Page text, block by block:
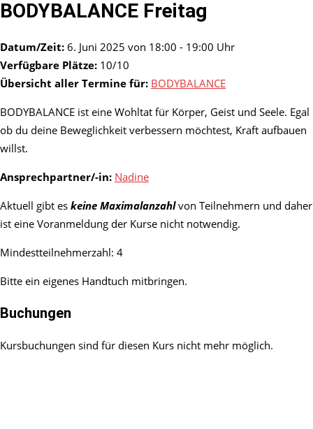
BODYBALANCE Freitag
Datum/Zeit: 6. Juni 2025 von 18:00 - 19:00 Uhr
Verfügbare Plätze: 10/10
Übersicht aller Termine für: BODYBALANCE
BODYBALANCE ist eine Wohltat für Körper, Geist und Seele. Egal
ob du deine Beweglichkeit verbessern möchtest, Kraft aufbauen
willst.
Ansprechpartner/-in: Nadine
Aktuell gibt es keine Maximalanzahlvon Teilnehmern und daher
ist eine Voranmeldung der Kurse nicht notwendig.
Mindestteilnehmerzahl: 4
Bitte ein eigenes Handtuch mitbringen.
Buchungen
Kursbuchungen sind für diesen Kurs nicht mehr möglich.